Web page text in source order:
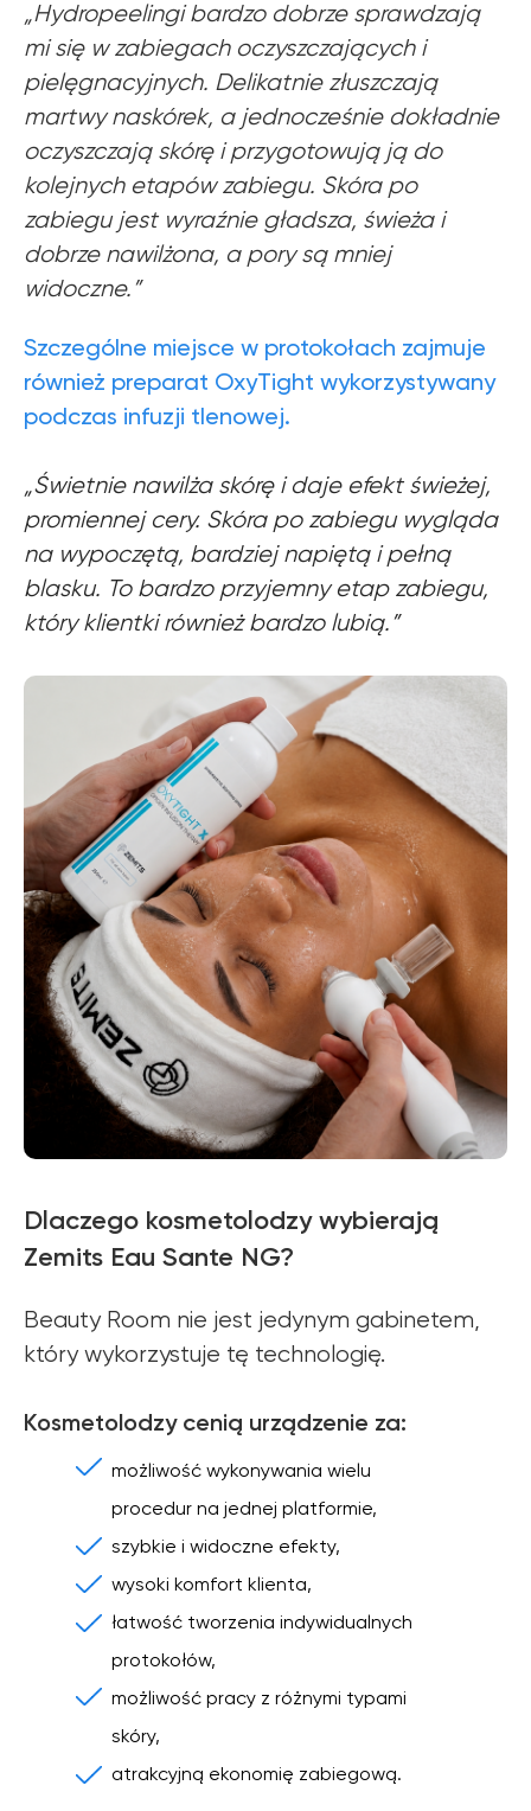
„Hydropeelingi bardzo dobrze sprawdzają
mi się w zabiegach oczyszczających i
pielęgnacyjnych. Delikatnie złuszczają
martwy naskórek, a jednocześnie dokładnie
oczyszczają skórę i przygotowują ją do
kolejnych etapów zabiegu. Skóra po
zabiegu jest wyraźnie gładsza, świeża i
dobrze nawilżona, a pory są mniej
widoczne.”
Szczególne miejsce w protokołach zajmuje
również preparat OxyTight wykorzystywany
podczas infuzji tlenowej.
„Świetnie nawilża skórę i daje efekt świeżej,
promiennej cery. Skóra po zabiegu wygląda
na wypoczętą, bardziej napiętą i pełną
blasku. To bardzo przyjemny etap zabiegu,
który klientki również bardzo lubią.”
Dlaczego kosmetolodzy wybierają
Zemits Eau Sante NG?
Beauty Room nie jest jedynym gabinetem,
który wykorzystuje tę technologię.
Kosmetolodzy cenią urządzenie za:
możliwość wykonywania wielu
procedur na jednej platformie,
szybkie i widoczne efekty,
wysoki komfort klienta,
łatwość tworzenia indywidualnych
protokołów,
możliwość pracy z różnymi typami
skóry,
atrakcyjną ekonomię zabiegową.